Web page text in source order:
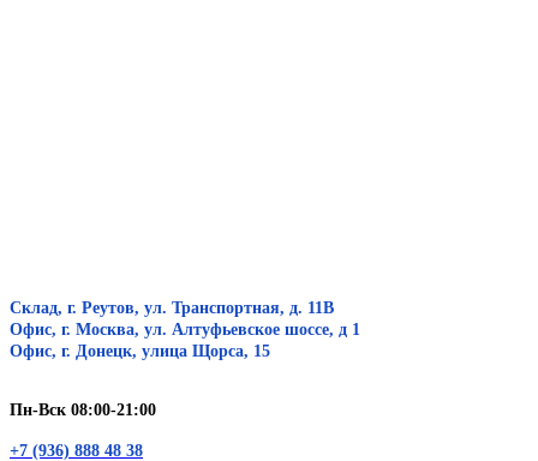
Склад, г. Реутов, ул. Транспортная, д. 11В
Офис, г. Москва, ул. Алтуфьевское шоссе, д 1
Офис, г. Донецк, улица Щорса, 15
Пн-Вск 08:00-21:00
+7 (936) 888 48 38